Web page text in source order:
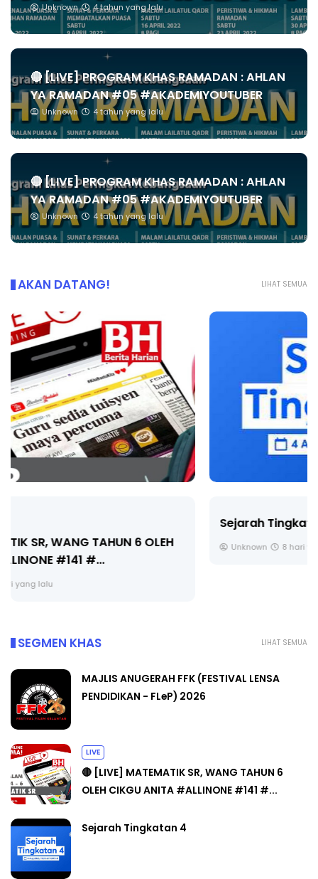
Unknown 4 tahun yang lalu
🔴 [LIVE] PROGRAM KHAS RAMADAN : AHLAN
YA RAMADAN #05 #AKADEMIYOUTUBER
Unknown 4 tahun yang lalu
🔴 [LIVE] PROGRAM KHAS RAMADAN : AHLAN
YA RAMADAN #05 #AKADEMIYOUTUBER
Unknown 4 tahun yang lalu
LIHAT SEMUA
AKAN DATANG!
Unknown 8 hari yang lalu
LIHAT SEMUA
SEGMEN KHAS
MAJLIS ANUGERAH FFK (FESTIVAL LENSA
PENDIDIKAN - FLeP) 2026
LIVE
🔴 [LIVE] MATEMATIK SR, WANG TAHUN 6
OLEH CIKGU ANITA #ALLINONE #141 #...
Sejarah Tingkatan 4